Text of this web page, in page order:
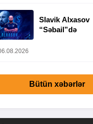
Slavik Alxasov
“Səbail”də
Bütün xəbərlər